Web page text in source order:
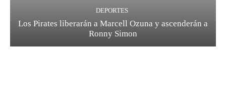
DEPORTES
Los Pirates liberarán a Marcell Ozuna y ascenderán a
Ronny Simon